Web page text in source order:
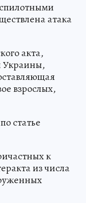
атака
акта,
Украины,
взрослых,
статье
к
из числа